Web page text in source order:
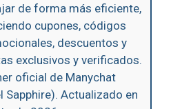
de forma más eficiente,
cupones, códigos
descuentos y
exclusivos y verificados.
oficial de Manychat
Sapphire). Actualizado en